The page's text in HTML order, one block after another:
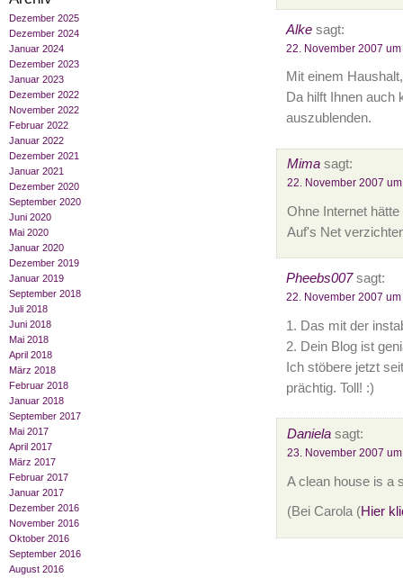
Dezember 2025
Dezember 2024
Januar 2024
Dezember 2023
Januar 2023
Dezember 2022
November 2022
Februar 2022
Januar 2022
Dezember 2021
Januar 2021
Dezember 2020
September 2020
Juni 2020
Mai 2020
Januar 2020
Dezember 2019
Januar 2019
September 2018
Juli 2018
Juni 2018
Mai 2018
April 2018
März 2018
Februar 2018
Januar 2018
September 2017
Mai 2017
April 2017
März 2017
Februar 2017
Januar 2017
Dezember 2016
November 2016
Oktober 2016
September 2016
August 2016
Alkesagt:
22. November 2007
Mit einem
Da hilft Ihnen auch
auszublenden.
Mimasagt:
22. November 2007
Ohne Internet
Auf's Net
Pheebs007sagt:
22. November 2007
1. Das mit der
2. Dein Blog ist
Ich stöbere jetzt
prächtig. Toll! :)
Danielasagt:
23. November 2007
A clean house is a
(Bei Carola (Hier